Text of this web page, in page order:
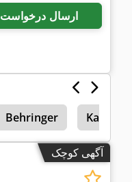
ارسال درخواست
Behringer Kasto
آگهی کوچک